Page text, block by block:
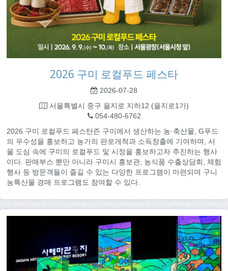
2026 구미 로컬푸드 페스타
2026-07-28
서울특별시 중구 을지로 지하12 (을지로1가)
054-480-6762
2026 구미 로컬푸드 페스탄즌 구미에서 생산하는 농·축산물, G푸드
의 우수성을 홍보하고 농가의 판로개척과 소득창출에 기여하며, 서
울 도심 속에 구미의 로컬푸드 및 시정을 홍보하고자 추진하는 행사
이다. 판매부스 뿐만 아니라 구미시 홍보관, 농식품 수출상담회, 체험
행사 등 방문객들이 즐길 수 있는 다양한 프로그램이 마련되며 구니
농특산물 경매 프로그램도 참여할 수 있다.